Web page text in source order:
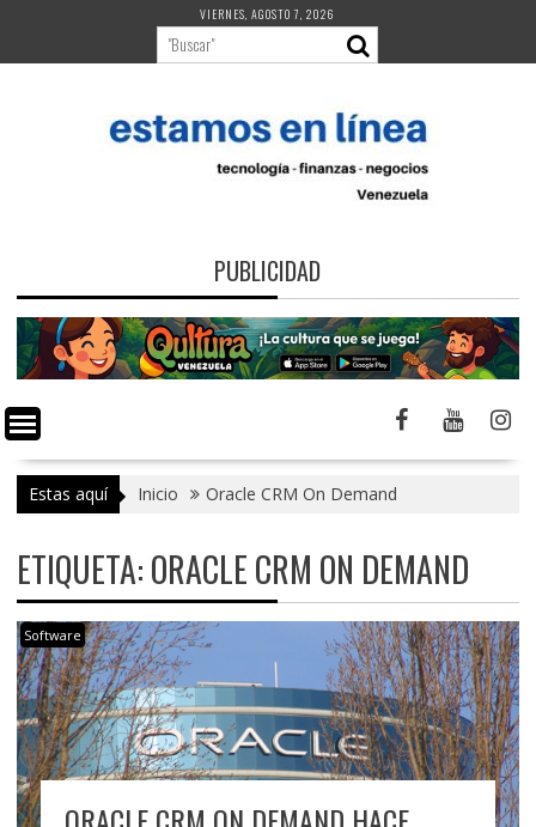
contenido
VIERNES, AGOSTO 7, 2026
PUBLICIDAD
Estas aquí Inicio Oracle CRM On Demand
ETIQUETA:ORACLE CRM ON DEMAND
Software